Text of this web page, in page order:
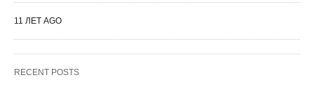
11 ЛЕТ AGO
RECENT POSTS